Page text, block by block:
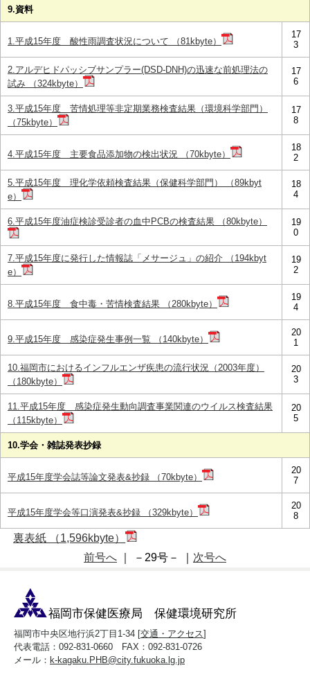
9.資料
1.平成15年度 酸性雨調査状況について （81kbyte）
17
3
2.アルデヒドパッシブサンプラー(DSD-DNH)の迅速な前処理法の
試み （324kbyte）
17
6
3.平成15年度 苦情処理等非定期業務検査結果（環境科学部門）
（75kbyte）
17
8
4.平成15年度 主要食品添加物の検出状況 （70kbyte）
18
2
5.平成15年度 理化学依頼検査結果（保健科学部門） （89kbyt
e）
18
4
6.平成15年度油症検診受診者の血中PCBの検査結果 （80kbyte）
19
0
7.平成15年度に発行した情報誌「メサージュ」の紹介 （194kbyt
e）
19
2
8.平成15年度 食中毒・苦情検査結果 （280kbyte）
19
4
9.平成15年度 感染症発生事例一覧 （140kbyte）
20
1
10.福岡市におけるインフルエンザ疾患の流行状況（2003年度）
（180kbyte）
20
3
11.平成15年度 感染症発生動向調査事業関連のウイルス検査結果
（115kbyte）
20
5
10.学会・雑誌発表抄録
平成15年度学会誌等論文発表&抄録 （70kbyte）
20
7
平成15年度学会等口演発表&抄録 （329kbyte）
20
8
裏表紙 （1,596kbyte）
前号へ ｜ －29号－ ｜ 次号へ
福岡市保健医療局 保健環境研究所
福岡市中央区地行浜2丁目1-34 [交通・アクセス]
代表電話：092-831-0660 FAX：092-831-0726
メール： k-kagaku.PHB@city.fukuoka.lg.jp